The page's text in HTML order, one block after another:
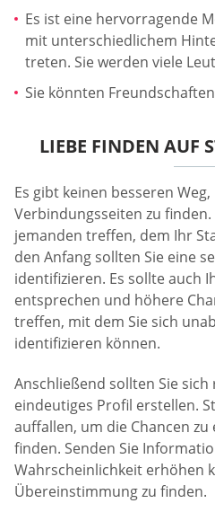
Es ist eine hervorragende
mit unterschiedlichem
treten. Sie werden viele
Sie könnten
LIEBE FINDEN AUF
Es gibt keinen besseren
Verbindungsseiten zu
jemanden treffen, dem Ihr
den Anfang sollten Sie eine
identifizieren. Es sollte auch
entsprechen und höhere
treffen, mit dem Sie sich
identifizieren können.
Anschließend sollten Sie
eindeutiges Profil erstellen.
auffallen, um die Chancen
finden. Senden Sie
Wahrscheinlichkeit erhöhen
Übereinstimmung zu finden.